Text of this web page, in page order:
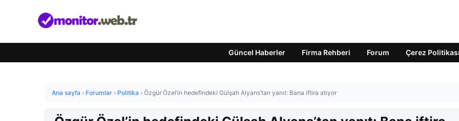
Güncel Haberler Firma Rehberi Forum Çerez Politikası
Ana sayfa › Forumlar › Politika › Özgür Özel’in hedefindeki Gülşah Alyans’tan yanıt: Bana iftira atıyor